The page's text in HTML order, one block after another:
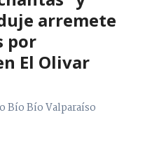
arremete
por
El Olivar
Bío Bío Valparaíso